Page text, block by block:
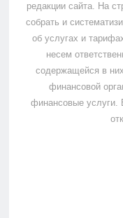
редакции сайта. На
собрать и
об услугах и
несем
содержащейся в
финансовой
финансовые услуги.